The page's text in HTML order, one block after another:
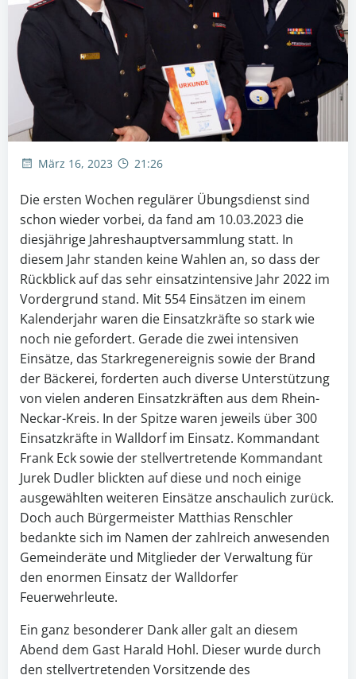
März 16, 2023 21:26
Die ersten Wochen regulärer Übungsdienst sind
schon wieder vorbei, da fand am 10.03.2023 die
diesjährige Jahreshauptversammlung statt. In
diesem Jahr standen keine Wahlen an, so dass der
Rückblick auf das sehr einsatzintensive Jahr 2022 im
Vordergrund stand. Mit 554 Einsätzen im einem
Kalenderjahr waren die Einsatzkräfte so stark wie
noch nie gefordert. Gerade die zwei intensiven
Einsätze, das Starkregenereignis sowie der Brand
der Bäckerei, forderten auch diverse Unterstützung
von vielen anderen Einsatzkräften aus dem Rhein-
Neckar-Kreis. In der Spitze waren jeweils über 300
Einsatzkräfte in Walldorf im Einsatz. Kommandant
Frank Eck sowie der stellvertretende Kommandant
Jurek Dudler blickten auf diese und noch einige
ausgewählten weiteren Einsätze anschaulich zurück.
Doch auch Bürgermeister Matthias Renschler
bedankte sich im Namen der zahlreich anwesenden
Gemeinderäte und Mitglieder der Verwaltung für
den enormen Einsatz der Walldorfer
Feuerwehrleute.
Ein ganz besonderer Dank aller galt an diesem
Abend dem Gast Harald Hohl. Dieser wurde durch
den stellvertretenden Vorsitzende des